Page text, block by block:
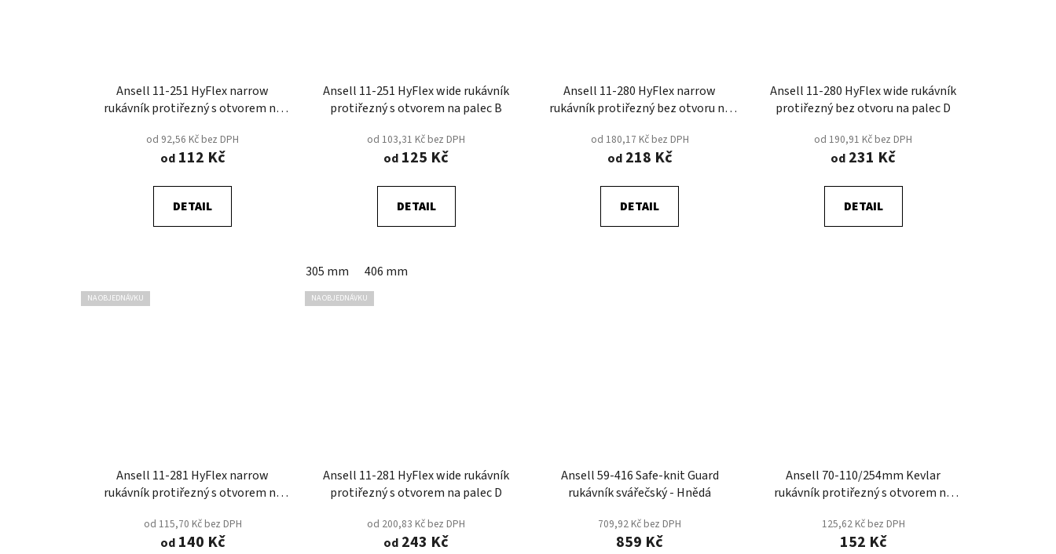
Ansell 11-251 HyFlex narrow
rukávník protiřezný s otvorem na
od 92,56 Kč bez DPH
od112 Kč
DETAIL
Ansell 11-251 HyFlex wide rukávník
protiřezný s otvorem na palec B
od 103,31 Kč bez DPH
od 125 Kč
DETAIL
305 mm 406 mm
Ansell 11-280 HyFlex narrow
rukávník protiřezný bez otvoru na
od 180,17 Kč bez DPH
od218 Kč
DETAIL
Ansell 11-280 HyFlex wide rukávník
protiřezný bez otvoru na palec D
od 190,91 Kč bez DPH
od 231 Kč
DETAIL
NA OBJEDNÁVKU
Ansell 11-281 HyFlex narrow
rukávník protiřezný s otvorem na
od 115,70 Kč bez DPH
od140 Kč
NA OBJEDNÁVKU
Ansell 11-281 HyFlex wide rukávník
protiřezný s otvorem na palec D
od 200,83 Kč bez DPH
od 243 Kč
Ansell 59-416 Safe-knit Guard
rukávník svářečský - Hnědá
709,92 Kč bez DPH
859 Kč
Ansell 70-110/254mm Kevlar
rukávník protiřezný s otvorem na
125,62 Kč bez DPH
152 Kč